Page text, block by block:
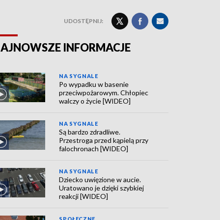
UDOSTĘPNIJ:
INFORMACJE
NA SYGNALE
Po wypadku w basenie
przeciwpożarowym. Chłopiec
walczy o życie [WIDEO]
NA SYGNALE
Są bardzo zdradliwe.
Przestroga przed kąpielą przy
falochronach [WIDEO]
NA SYGNALE
Dziecko uwięzione w aucie.
Uratowano je dzięki szybkiej
reakcji [WIDEO]